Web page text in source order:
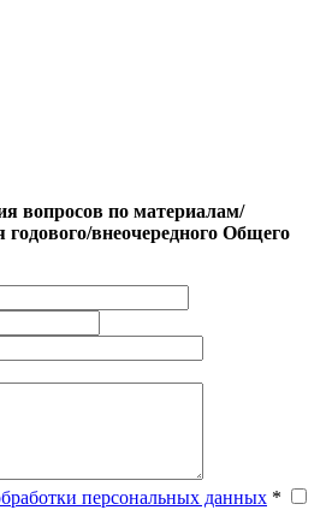
вопросов по материалам/
годового/внеочередного Общего
персональных данных *